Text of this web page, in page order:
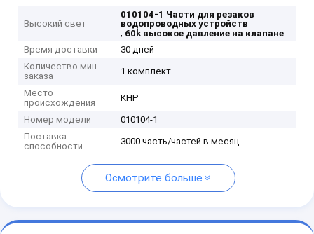
Высокий свет
010104-1 Части для резаков
водопроводных устройств
, 60k высокое давление на клапане
Время доставки
30 дней
Количество мин
заказа
1 комплект
Место
происхождения
КНР
Номер модели
010104-1
Поставка
способности
3000 часть/частей в месяц
Осмотрите больше